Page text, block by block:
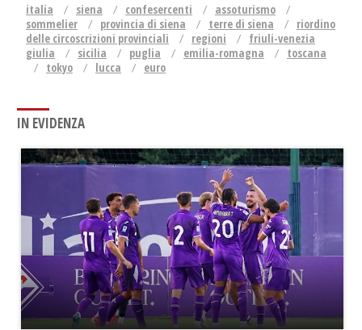
italia siena confesercenti
assoturismo
sommelier
provincia di siena terre di siena
riordino
delle circoscrizioni provinciali
regioni
friuli-venezia
giulia
sicilia puglia emilia-romagna
toscana
tokyo
lucca euro
IN EVIDENZA